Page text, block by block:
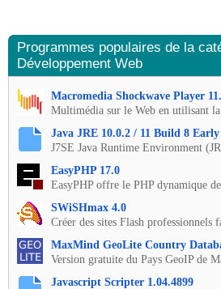
Programmes populaires de la
Développement Web
Macromedia Shockwave Player
Multimédia sur le Web en utilisant
Java JRE 10.0.2 / 11 Build 8 Early
J7SE Java Runtime Environment
EasyPHP 17.0
EasyPHP offre le PHP dynamique
SWiSHmax 4.0
Créer des sites Flash professionnels
MaxMind GeoLite Country
Version gratuite du Pays GeoIP de
Javascript Scripter 1.04.4899